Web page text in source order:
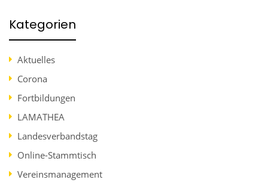
Kategorien
Aktuelles
Corona
Fortbildungen
LAMATHEA
Landesverbandstag
Online-Stammtisch
Vereinsmanagement